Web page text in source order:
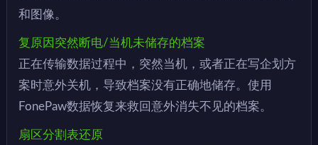
和图像。
复原因突然断电/当机未储存的档案
正在传输数据过程中，突然当机，或者正在写企划方
案时意外关机，导致档案没有正确地储存。使用
FonePaw数据恢复来救回意外消失不见的档案。
扇区分割表还原